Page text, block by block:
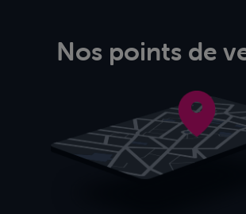
Nos points de